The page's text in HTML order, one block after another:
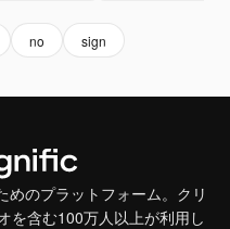
no sign
のプラットフォーム。クリ
を含む100万人以上が利用し